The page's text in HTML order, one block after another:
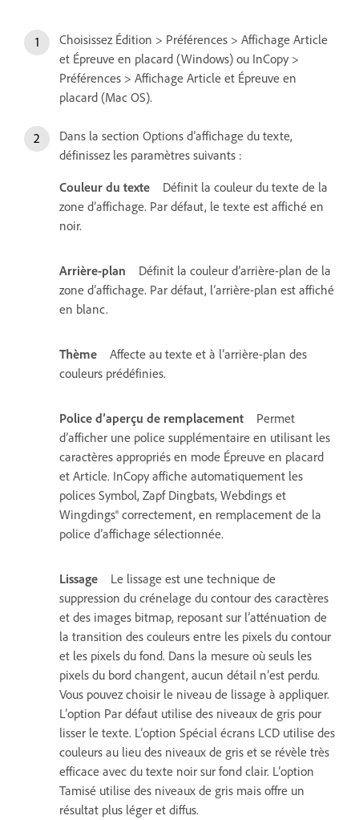
Choisissez Édition > Préférences > Affichage Article
et Épreuve en placard (Windows) ou InCopy >
Préférences > Affichage Article et Épreuve en
placard (Mac OS).
Dans la section Options d’affichage du texte,
définissez les paramètres suivants :
Couleur du texte
Définit la couleur du texte de la
zone d’affichage. Par défaut, le texte est affiché en
noir.
Arrière-plan
Définit la couleur d’arrière-plan de la
zone d’affichage. Par défaut, l’arrière-plan est affiché
en blanc.
Thème
Affecte au texte et à l’arrière-plan des
couleurs prédéfinies.
Police d’aperçu de remplacement
Permet
d’afficher une police supplémentaire en utilisant les
caractères appropriés en mode Épreuve en placard
et Article. InCopy affiche automatiquement les
polices Symbol, Zapf Dingbats, Webdings et
Wingdings® correctement, en remplacement de la
police d’affichage sélectionnée.
Lissage
Le lissage est une technique de
suppression du crénelage du contour des caractères
et des images bitmap, reposant sur l’atténuation de
la transition des couleurs entre les pixels du contour
et les pixels du fond. Dans la mesure où seuls les
pixels du bord changent, aucun détail n’est perdu.
Vous pouvez choisir le niveau de lissage à appliquer.
L’option Par défaut utilise des niveaux de gris pour
lisser le texte. L’option Spécial écrans LCD utilise des
couleurs au lieu des niveaux de gris et se révèle très
efficace avec du texte noir sur fond clair. L’option
Tamisé utilise des niveaux de gris mais offre un
résultat plus léger et diffus.